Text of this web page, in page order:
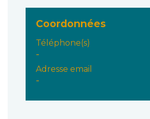
Coordonnées
Téléphone(s)
-
Adresse email
-